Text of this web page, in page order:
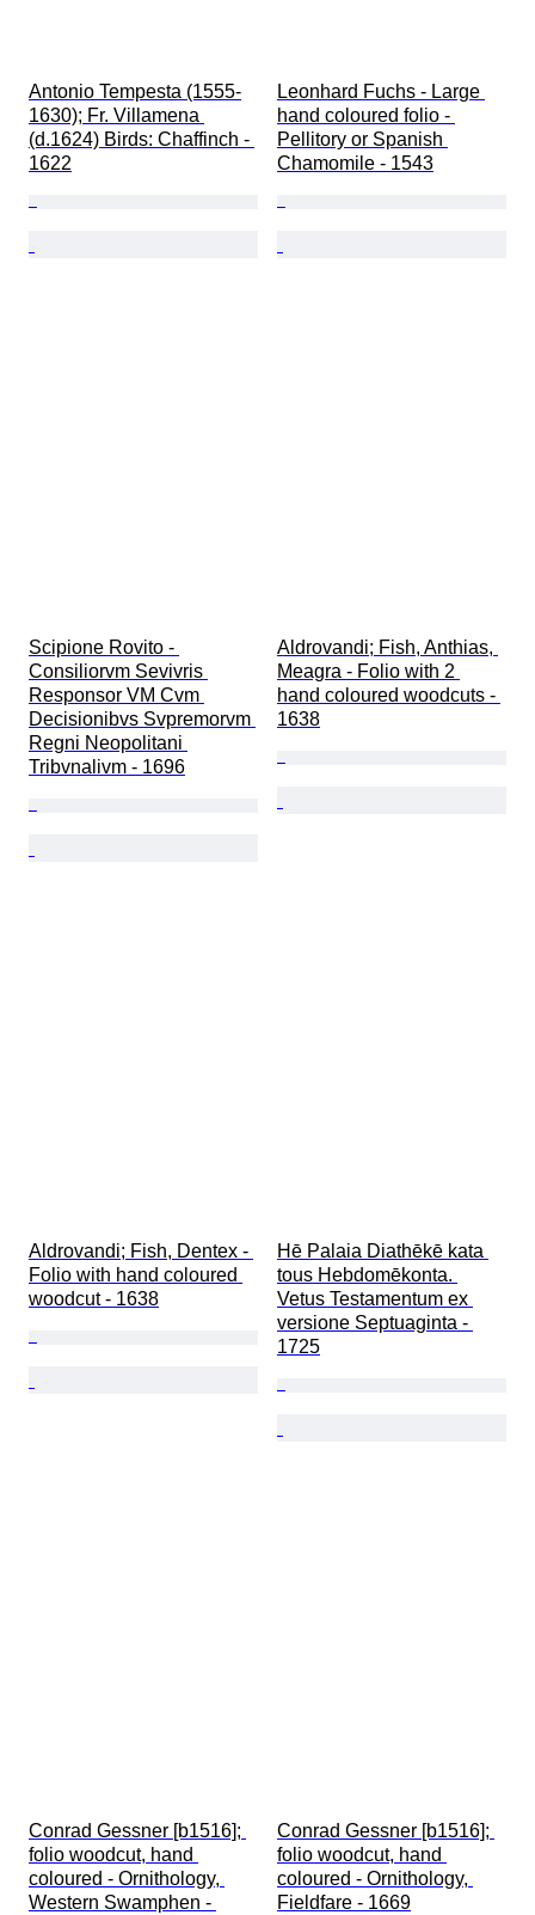
Antonio Tempesta (1555-
1630); Fr. Villamena
(d.1624) Birds: Chaffinch -
1622
Leonhard Fuchs - Large
hand coloured folio -
Pellitory or Spanish
Chamomile - 1543
Scipione Rovito -
Consiliorvm Sevivris
Responsor VM Cvm
Decisionibvs Svpremorvm
Regni Neopolitani
Tribvnalivm - 1696
Aldrovandi; Fish, Anthias,
Meagra - Folio with 2
hand coloured woodcuts -
1638
Aldrovandi; Fish, Dentex -
Folio with hand coloured
woodcut - 1638
Hē Palaia Diathēkē kata
tous Hebdomēkonta.
Vetus Testamentum ex
versione Septuaginta -
1725
Conrad Gessner [b1516];
folio woodcut, hand
coloured - Ornithology,
Western Swamphen -
Conrad Gessner [b1516];
folio woodcut, hand
coloured - Ornithology,
Fieldfare - 1669